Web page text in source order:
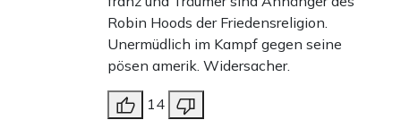
Robin Hoods der Friedensreligion.
Unermüdlich im Kampf gegen seine
pösen amerik. Widersacher.
14